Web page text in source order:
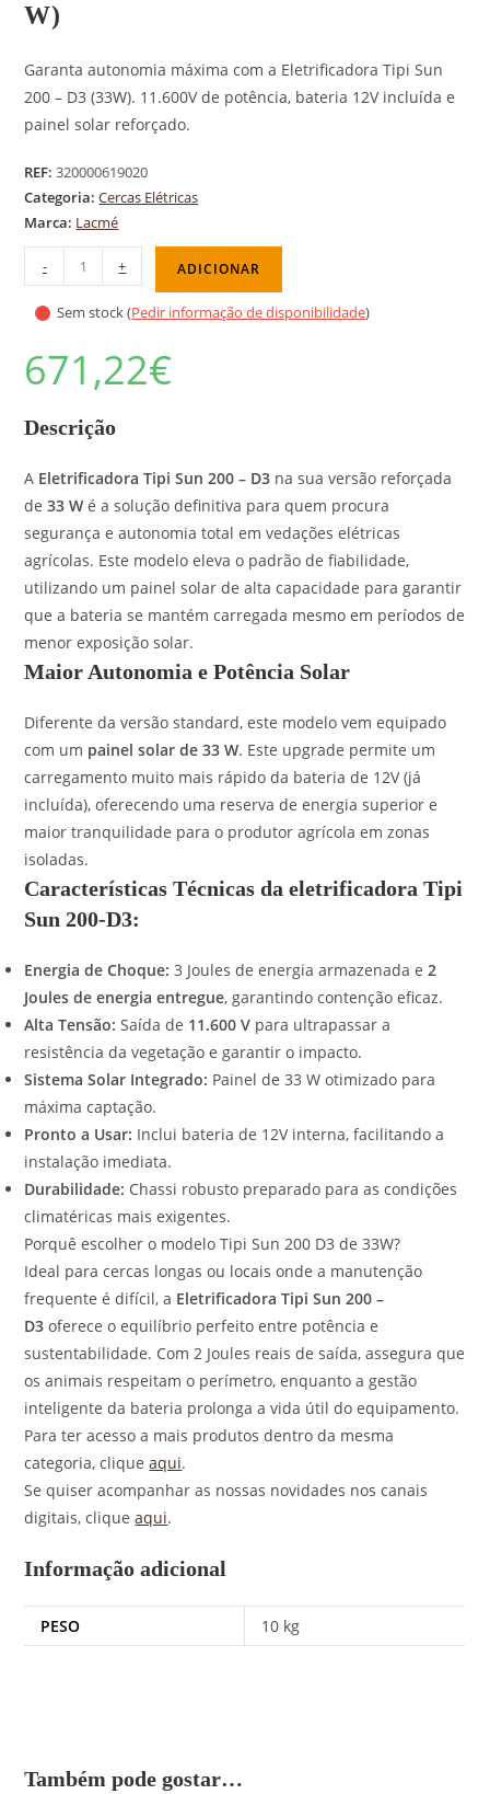
W)
Garanta autonomia máxima com a Eletrificadora Tipi Sun
200 – D3 (33W). 11.600V de potência, bateria 12V incluída e
painel solar reforçado.
REF:320000619020
Categoria:Cercas Elétricas
Marca: Lacmé
- + ADICIONAR
Sem stock (Pedir informação de disponibilidade)
671,22€
Descrição
A Eletrificadora Tipi Sun 200 – D3 na sua versão reforçada
de33 W é a solução definitiva para quem procura
segurança e autonomia total em vedações elétricas
agrícolas. Este modelo eleva o padrão de fiabilidade,
utilizando um painel solar de alta capacidade para garantir
que a bateria se mantém carregada mesmo em períodos de
menor exposição solar.
Maior Autonomia e Potência Solar
Diferente da versão standard, este modelo vem equipado
com um painel solar de 33 W. Este upgrade permite um
carregamento muito mais rápido da bateria de 12V (já
incluída), oferecendo uma reserva de energia superior e
maior tranquilidade para o produtor agrícola em zonas
isoladas.
Características Técnicas da eletrificadora Tipi
Sun 200-D3:
Energia de Choque: 3 Joules de energia armazenada e2
Joules de energia entregue, garantindo contenção eficaz.
Alta Tensão: Saída de 11.600 V para ultrapassar a
resistência da vegetação e garantir o impacto.
Sistema Solar Integrado: Painel de 33 W otimizado para
máxima captação.
Pronto a Usar: Inclui bateria de 12V interna, facilitando a
instalação imediata.
Durabilidade: Chassi robusto preparado para as condições
climatéricas mais exigentes.
Porquê escolher o modelo Tipi Sun 200 D3 de 33W?
Ideal para cercas longas ou locais onde a manutenção
frequente é difícil, a Eletrificadora Tipi Sun 200 –
D3 oferece o equilíbrio perfeito entre potência e
sustentabilidade. Com 2 Joules reais de saída, assegura que
os animais respeitam o perímetro, enquanto a gestão
inteligente da bateria prolonga a vida útil do equipamento.
Para ter acesso a mais produtos dentro da mesma
categoria, cliqueaqui.
Se quiser acompanhar as nossas novidades nos canais
digitais, cliqueaqui.
Informação adicional
PESO 10 kg
Também pode gostar…